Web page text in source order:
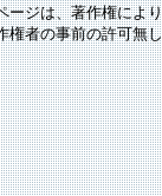
ージは、著作権によ
者の事前の許可無